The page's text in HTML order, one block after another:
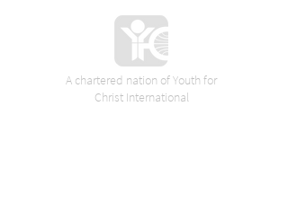
A chartered nation of Youth for
Christ International